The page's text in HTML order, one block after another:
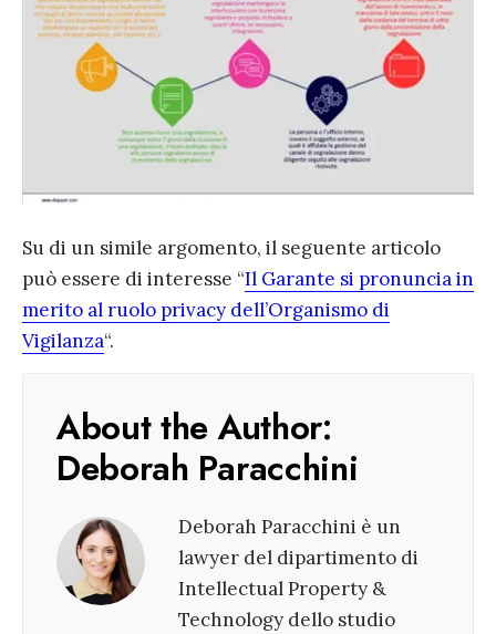
Su di un simile argomento, il seguente articolo
può essere di interesse “Il Garante si pronuncia in
merito al ruolo privacy dell’Organismo di
Vigilanza“.
About the Author:
Deborah Paracchini
Deborah Paracchini è un
lawyer del dipartimento di
Intellectual Property &
Technology dello studio